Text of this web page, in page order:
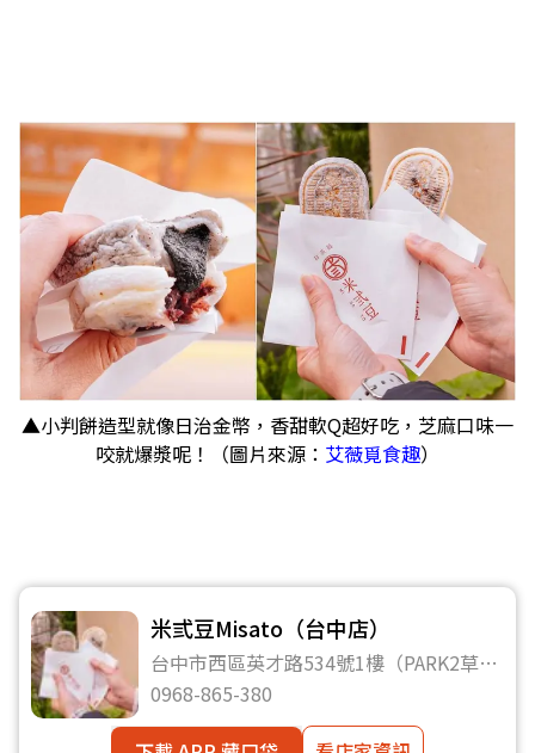
▲小判餅造型就像日治金幣，香甜軟Q超好吃，芝麻口味一
咬就爆漿呢！（圖片來源： 艾薇覓食趣）
米弎豆Misato（台中店）
台中市西區英才路534號1樓（PARK2草悟
廣場內）
0968-865-380